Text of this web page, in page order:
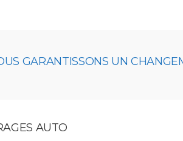
GARANTISSONS UN
AUTO